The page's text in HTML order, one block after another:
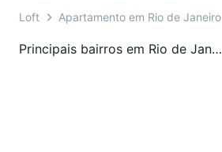
Loft Apartamento em Rio de Janeiro
Principais bairros em Rio de Janeiro, RJ